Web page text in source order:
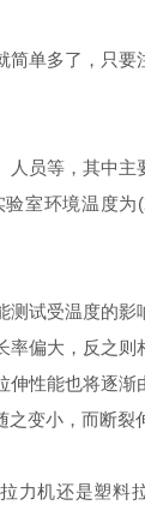
单多了，只要
员等，其中主
验室环境温度
试受温度的影
率偏大，反之则
性能也将逐渐
变小，而断裂
机还是塑料